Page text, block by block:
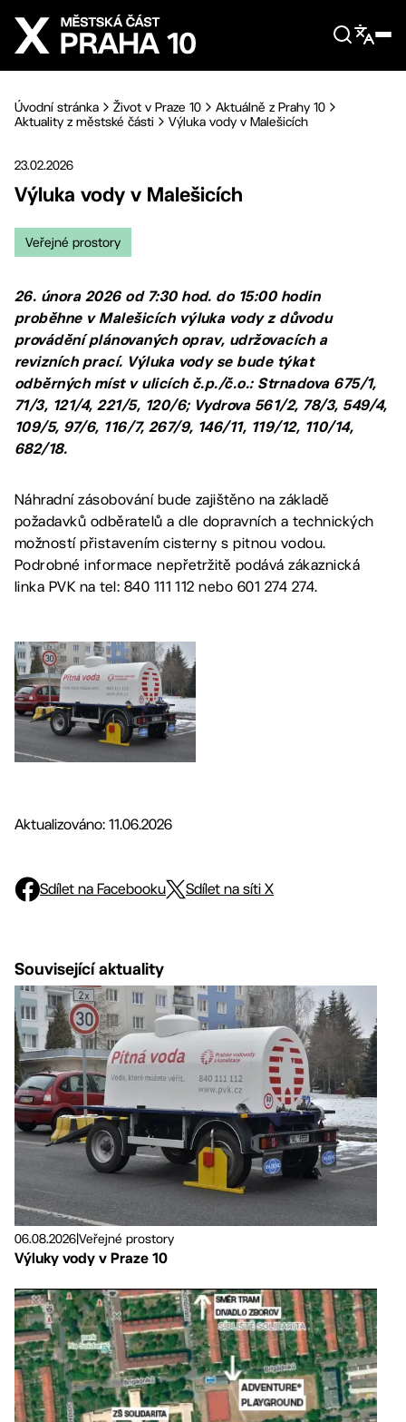
Přejít na hlavní obsah
Úvodní stránka Život v Praze 10
Aktuálně z Prahy 10
Aktuality z městské části
Výluka vody v Malešicích
23.02.2026
Výluka vody v Malešicích
Veřejné prostory
26. února 2026 od 7:30 hod. do 15:00 hodin
proběhne v Malešicích výluka vody z důvodu
provádění plánovaných oprav, udržovacích a
revizních prací. Výluka vody se bude týkat
odběrných míst v ulicích č.p./č.o.: Strnadova 675/1,
71/3, 121/4, 221/5, 120/6; Vydrova 561/2, 78/3, 549/4,
109/5, 97/6, 116/7, 267/9, 146/11, 119/12, 110/14,
682/18.
Náhradní zásobování bude zajištěno na základě
požadavků odběratelů a dle dopravních a technických
možností přistavením cisterny s pitnou vodou.
Podrobné informace nepřetržitě podává zákaznická
linka PVK na tel: 840 111 112 nebo 601 274 274.
Aktualizováno: 11.06.2026
Sdílet na Facebooku Sdílet na síti X
Související aktuality
06.08.2026Veřejné prostory
Výluky vody v Praze 10